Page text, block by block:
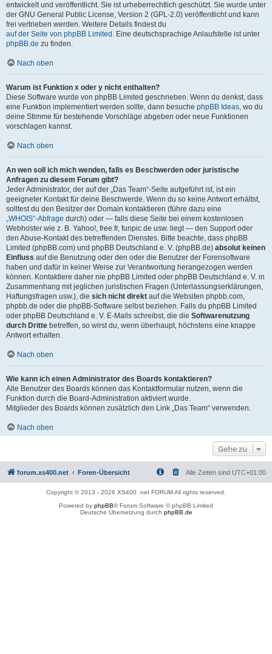
entwickelt und veröffentlicht. Sie ist urheberrechtlich geschützt. Sie wurde unter
der GNU General Public License, Version 2 (GPL-2.0) veröffentlicht und kann
frei vertrieben werden. Weitere Details findest du
auf der Seite von phpBB Limited . Eine deutschsprachige Anlaufstelle ist unter
phpBB.de zu finden.
Nach oben
Warum ist Funktion x oder y nicht enthalten?
Diese Software wurde von phpBB Limited geschrieben. Wenn du denkst, dass
eine Funktion implementiert werden sollte, dann besuche phpBB Ideas, wo du
deine Stimme für bestehende Vorschläge abgeben oder neue Funktionen
vorschlagen kannst.
Nach oben
An wen soll ich mich wenden, falls es Beschwerden oder juristische
Anfragen zu diesem Forum gibt?
Jeder Administrator, der auf der „Das Team“-Seite aufgeführt ist, ist ein
geeigneter Kontakt für deine Beschwerde. Wenn du so keine Antwort erhältst,
solltest du den Besitzer der Domain kontaktieren (führe dazu eine
„WHOIS“-Abfrage durch) oder — falls diese Seite bei einem kostenlosen
Webhoster wie z. B. Yahoo!, free.fr, funpic.de usw. liegt — den Support oder
den Abuse-Kontakt des betreffenden Dienstes. Bitte beachte, dass phpBB
Limited (phpBB.com) und phpBB Deutschland e. V. (phpBB.de) absolut keinen
Einfluss auf die Benutzung oder den oder die Benutzer der Forensoftware
haben und dafür in keiner Weise zur Verantwortung herangezogen werden
können. Kontaktiere daher nie phpBB Limited oder phpBB Deutschland e. V. in
Zusammenhang mit jeglichen juristischen Fragen (Unterlassungserklärungen,
Haftungsfragen usw.), die sich nicht direkt auf die Websiten phpbb.com,
phpbb.de oder die phpBB-Software selbst beziehen. Falls du phpBB Limited
oder phpBB Deutschland e. V. E-Mails schreibst, die die Softwarenutzung
durch Dritte betreffen, so wirst du, wenn überhaupt, höchstens eine knappe
Antwort erhalten.
Nach oben
Wie kann ich einen Administrator des Boards kontaktieren?
Alle Benutzer des Boards können das Kontaktformular nutzen, wenn die
Funktion durch die Board-Administration aktiviert wurde.
Mitglieder des Boards können zusätzlich den Link „Das Team“ verwenden.
Nach oben
Gehe zu
forum.xs400.net Foren-Übersicht Alle Zeiten sind UTC+01:00
Copyright © 2013 - 2026 XS400 .net FORUM All rights reserved.
Powered by phpBB® Forum Software © phpBB Limited
Deutsche Übersetzung durch phpBB.de